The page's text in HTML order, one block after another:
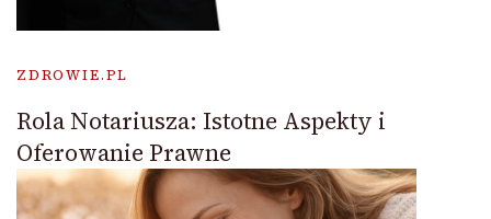
ZDROWIE.PL
Rola Notariusza: Istotne Aspekty i
Oferowanie Prawne